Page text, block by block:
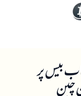
بیس پر
چین